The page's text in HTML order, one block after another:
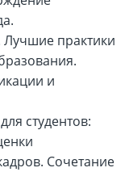
Лучшие практики
и
студентов:
Сочетание